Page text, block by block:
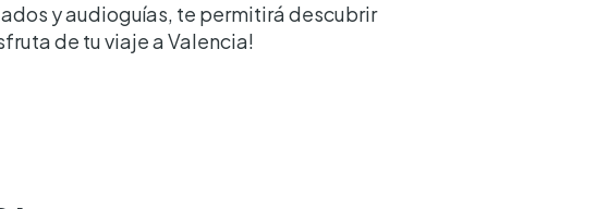
y audioguías, te permitirá descubrir
de tu viaje a Valencia!